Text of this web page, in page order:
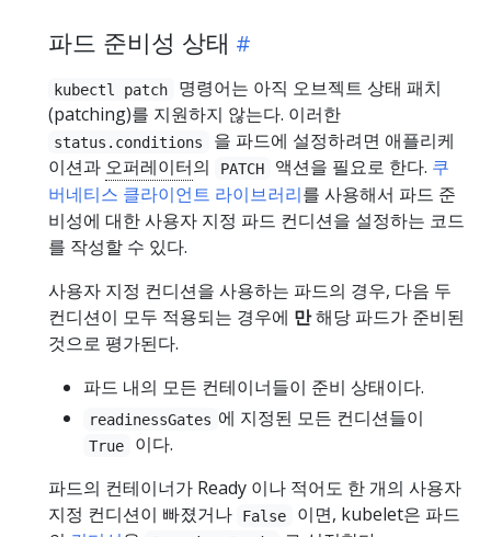
파드 준비성 상태
kubectl patch
명령어는 아직 오브젝트 상태 패치
(patching)를 지원하지 않는다. 이러한
status.conditions
을 파드에 설정하려면 애플리케
이션과 오퍼레이터의 PATCH 액션을 필요로 한다. 쿠
버네티스 클라이언트 라이브러리를 사용해서 파드 준
비성에 대한 사용자 지정 파드 컨디션을 설정하는 코드
를 작성할 수 있다.
사용자 지정 컨디션을 사용하는 파드의 경우, 다음 두
컨디션이 모두 적용되는 경우에 만해당 파드가 준비된
것으로 평가된다.
파드 내의 모든 컨테이너들이 준비 상태이다.
readinessGates 에 지정된 모든 컨디션들이
True
이다.
파드의 컨테이너가 Ready 이나 적어도 한 개의 사용자
지정 컨디션이 빠졌거나
False
이면, kubelet은 파드